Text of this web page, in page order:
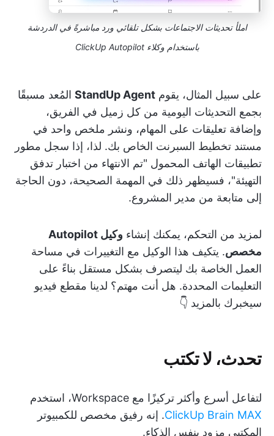
املأ تحديثات الاجتماعات بشكل تلقائي ورد مباشرةً في الدردشة
باستخدام وكلاء ClickUp Autopilot
على سبيل المثال، يقوم StandUp Agent المُعد مسبقًا
بجمع التحديثات اليومية من كل زميل في الفريق،
وإضافة تعليقات على المهام، ونشر ملخص واحد في
مستند تخطيط السبرنت الخاص بك. لذا، إذا سجل مطور
تطبيقات الهاتف المحمول "تم الانتهاء من اختبار تدفق
التهيئة"، فسيظهر ذلك في المهمة الصحيحة، دون الحاجة
إلى متابعة من مدير المشروع.
لمزيد من التحكم، يمكنك إنشاء
وكيل Autopilot
مخصص. يتكيف هذا الوكيل مع التغييرات في مساحة
العمل الخاصة بك ليتصرف بشكل مستقل بناءً على
التعليمات المحددة. هل أنت مهتم؟ لدينا مقطع فيديو
سيخبرك بالمزيد 👇
تحدث، لا تكتب
لتفاعل أسرع وأكثر تركيزًا مع Workspace، استخدم
ClickUp Brain MAX. إنه رفيق مخصص للكمبيوتر
المكتبي مزود بنفس الذكاء.